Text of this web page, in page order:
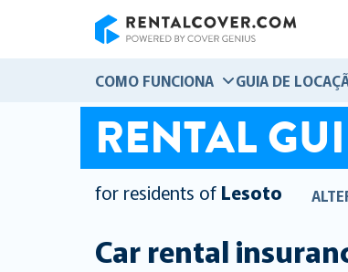
COMO FUNCIONA GUIA DE
RENTAL
for residents of Lesoto
Car rental